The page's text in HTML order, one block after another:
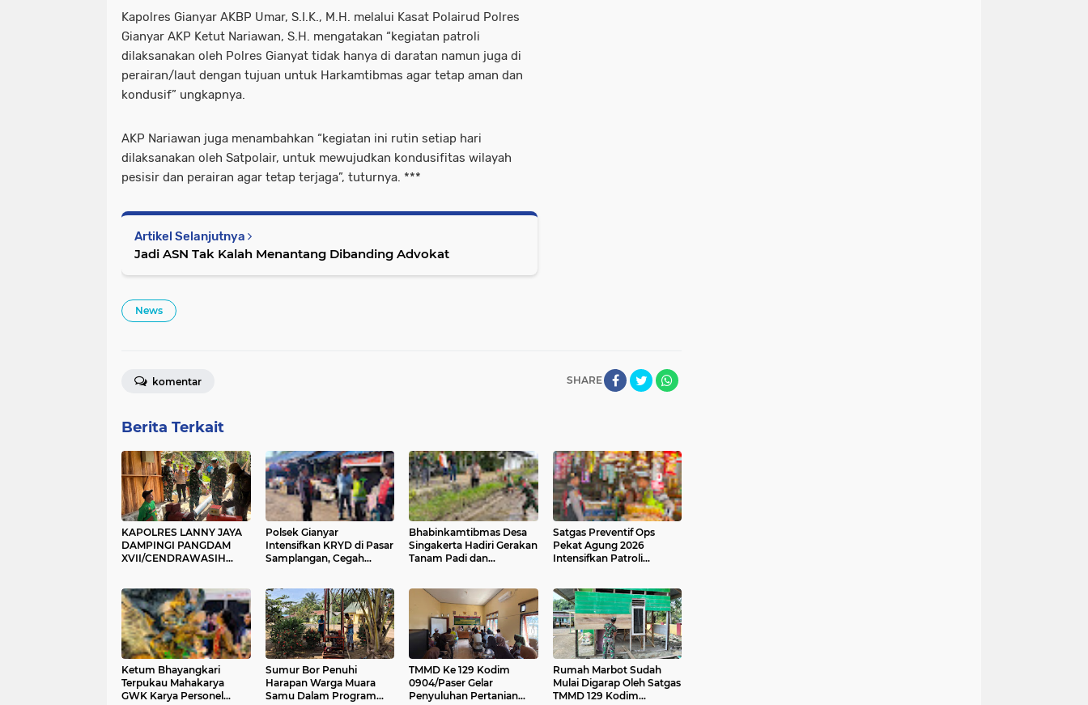
Kapolres Gianyar AKBP Umar, S.I.K., M.H. melalui Kasat Polairud Polres
Gianyar AKP Ketut Nariawan, S.H. mengatakan “kegiatan patroli
dilaksanakan oleh Polres Gianyat tidak hanya di daratan namun juga di
perairan/laut dengan tujuan untuk Harkamtibmas agar tetap aman dan
kondusif” ungkapnya.
AKP Nariawan juga menambahkan “kegiatan ini rutin setiap hari
dilaksanakan oleh Satpolair, untuk mewujudkan kondusifitas wilayah
pesisir dan perairan agar tetap terjaga”, tuturnya. ***
Artikel Selanjutnya
Jadi ASN Tak Kalah Menantang Dibanding Advokat
News
SHARE
komentar
Berita Terkait
KAPOLRES LANNY JAYA
DAMPINGI PANGDAM
XVII/CENDRAWASIH
JAYA, BANGUN PLTMH
HINGGA RTLH
Polsek Gianyar
Intensifkan KRYD di Pasar
Samplangan, Cegah
Bhabinkamtibmas Desa
Singakerta Hadiri Gerakan
Tanam Padi dan
Satgas Preventif Ops
Pekat Agung 2026
Intensifkan Patroli
Ketum Bhayangkari
Terpukau Mahakarya
GWK Karya Personel
Sumur Bor Penuhi
Harapan Warga Muara
Samu Dalam Program
TMMD Ke 129 Kodim
0904/Paser Gelar
Penyuluhan Pertanian
Rumah Marbot Sudah
Mulai Digarap Oleh Satgas
TMMD 129 Kodim